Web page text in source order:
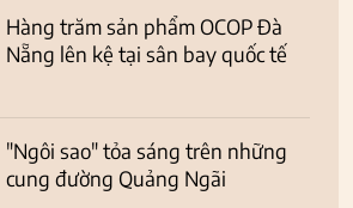
Hàng trăm sản phẩm OCOP Đà
Nẵng lên kệ tại sân bay quốc tế
"Ngôi sao" tỏa sáng trên những
cung đường Quảng Ngãi